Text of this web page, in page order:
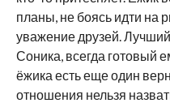
планы, не боясь идти на
уважение друзей.
Соника, всегда готовый
ёжика есть еще один
отношения нельзя